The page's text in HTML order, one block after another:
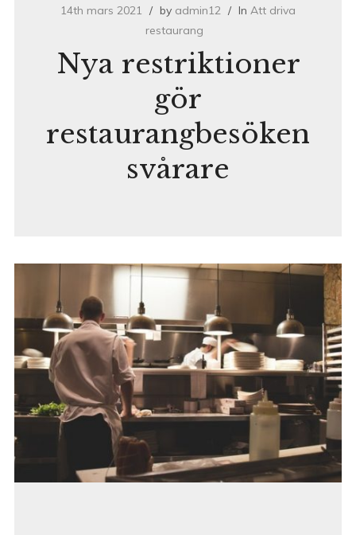
14th mars 2021 by admin12 In Att driva
restaurang
Nya restriktioner
gör
restaurangbesöken
svårare